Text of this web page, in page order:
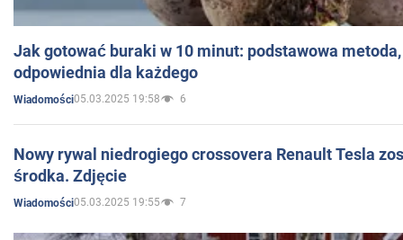
Jak gotować buraki w 10 minut: podstawowa
odpowiednia dla każdego
Wiadomości05.03.2025 19:58 6
Nowy rywal niedrogiego crossovera Renault Tesla
środka. Zdjęcie
Wiadomości05.03.2025 19:55 7